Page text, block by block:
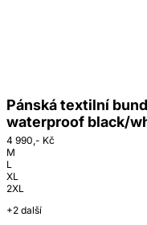
Pánská textilní
waterproof black/
4 990,- Kč
M
L
XL
2XL
+2 další